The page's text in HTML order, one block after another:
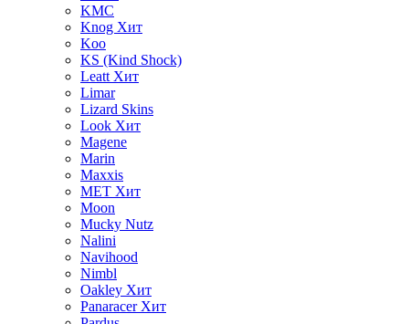
KMC
Knog Хит
Koo
KS (Kind Shock)
Leatt Хит
Limar
Lizard Skins
Look Хит
Magene
Marin
Maxxis
MET Хит
Moon
Mucky Nutz
Nalini
Navihood
Nimbl
Oakley Хит
Panaracer Хит